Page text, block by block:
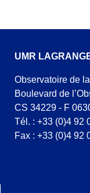
UMR
Observatoire de
Boulevard de
CS 34229 - F
Tél. : +33 (0)4 92
Fax : +33 (0)4 92